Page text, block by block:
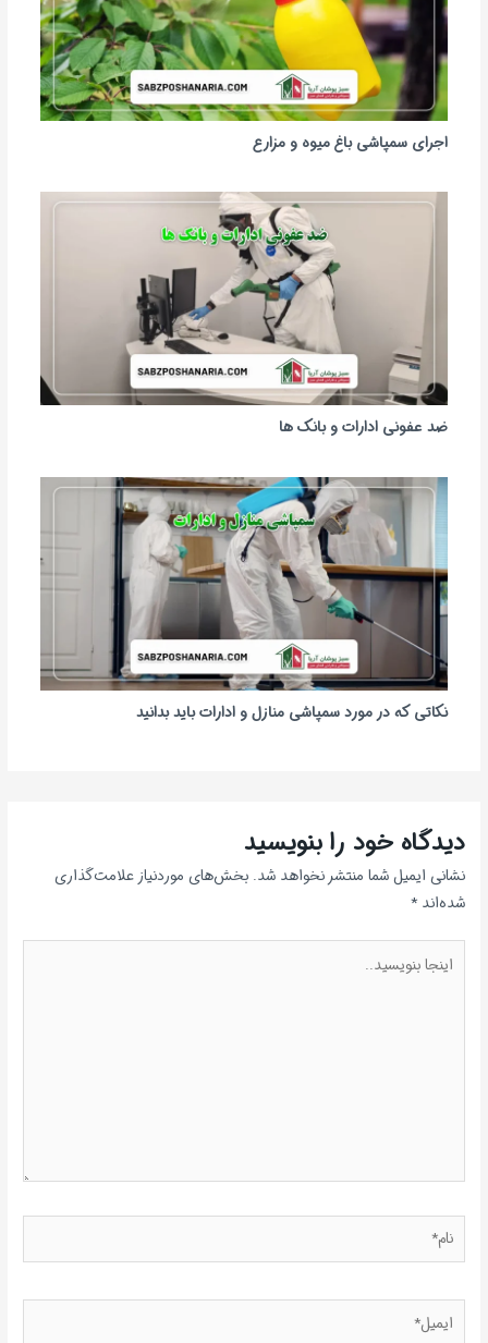
اجرای سمپاشی باغ میوه و مزارع
ضد عفونی ادارات و بانک ها
نکاتی که در مورد سمپاشی منازل و ادارات باید بدانید
دیدگاه‌ خود را بنویسید
نشانی ایمیل شما منتشر نخواهد شد. بخش‌های موردنیاز علامت‌گذاری
شده‌اند*
بنویسید..
نام*
ایمیل*